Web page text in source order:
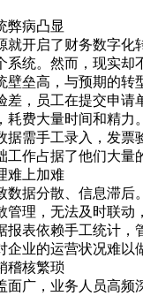
弊病凸显
就开启了财务数字化
系统。然而，现实却
壁垒高，与预期的转
差，员工在提交申请
耗费大量时间和精力
据需手工录入，发票
工作占据了他们大量
难上加难
数据分散、信息滞后
管理，无法及时联动
报表依赖手工统计，
企业的运营状况难以
稽核繁琐
面广，业务人员高频